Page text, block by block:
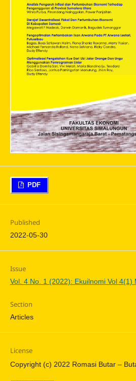
PDF
Published
2022-05-30
Issue
Vol. 4 No. 1 (2022): Ekuilnomi Vol 4(1)
Section
Articles
License
Copyright (c) 2022 Romasi Butar –